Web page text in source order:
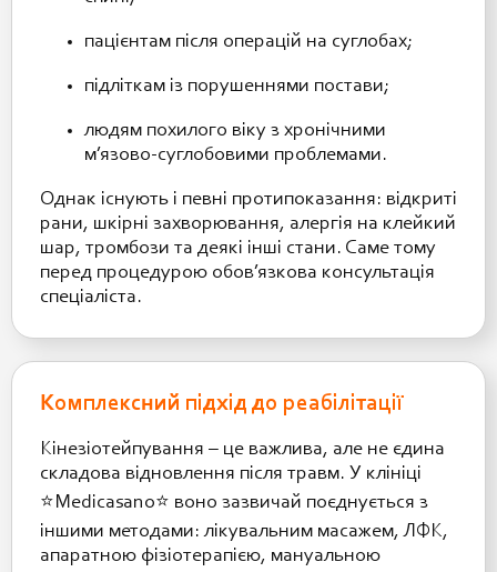
пацієнтам після операцій на суглобах;
підліткам із порушеннями постави;
людям похилого віку з хронічними
м’язово-суглобовими проблемами.
Однак існують і певні протипоказання: відкриті
рани, шкірні захворювання, алергія на клейкий
шар, тромбози та деякі інші стани. Саме тому
перед процедурою обов’язкова консультація
спеціаліста.
Комплексний підхід до реабілітації
Кінезіотейпування – це важлива, але не єдина
складова відновлення після травм. У клініці
⭐️Medicasano⭐️ воно зазвичай поєднується з
іншими методами: лікувальним масажем, ЛФК,
апаратною фізіотерапією, мануальною